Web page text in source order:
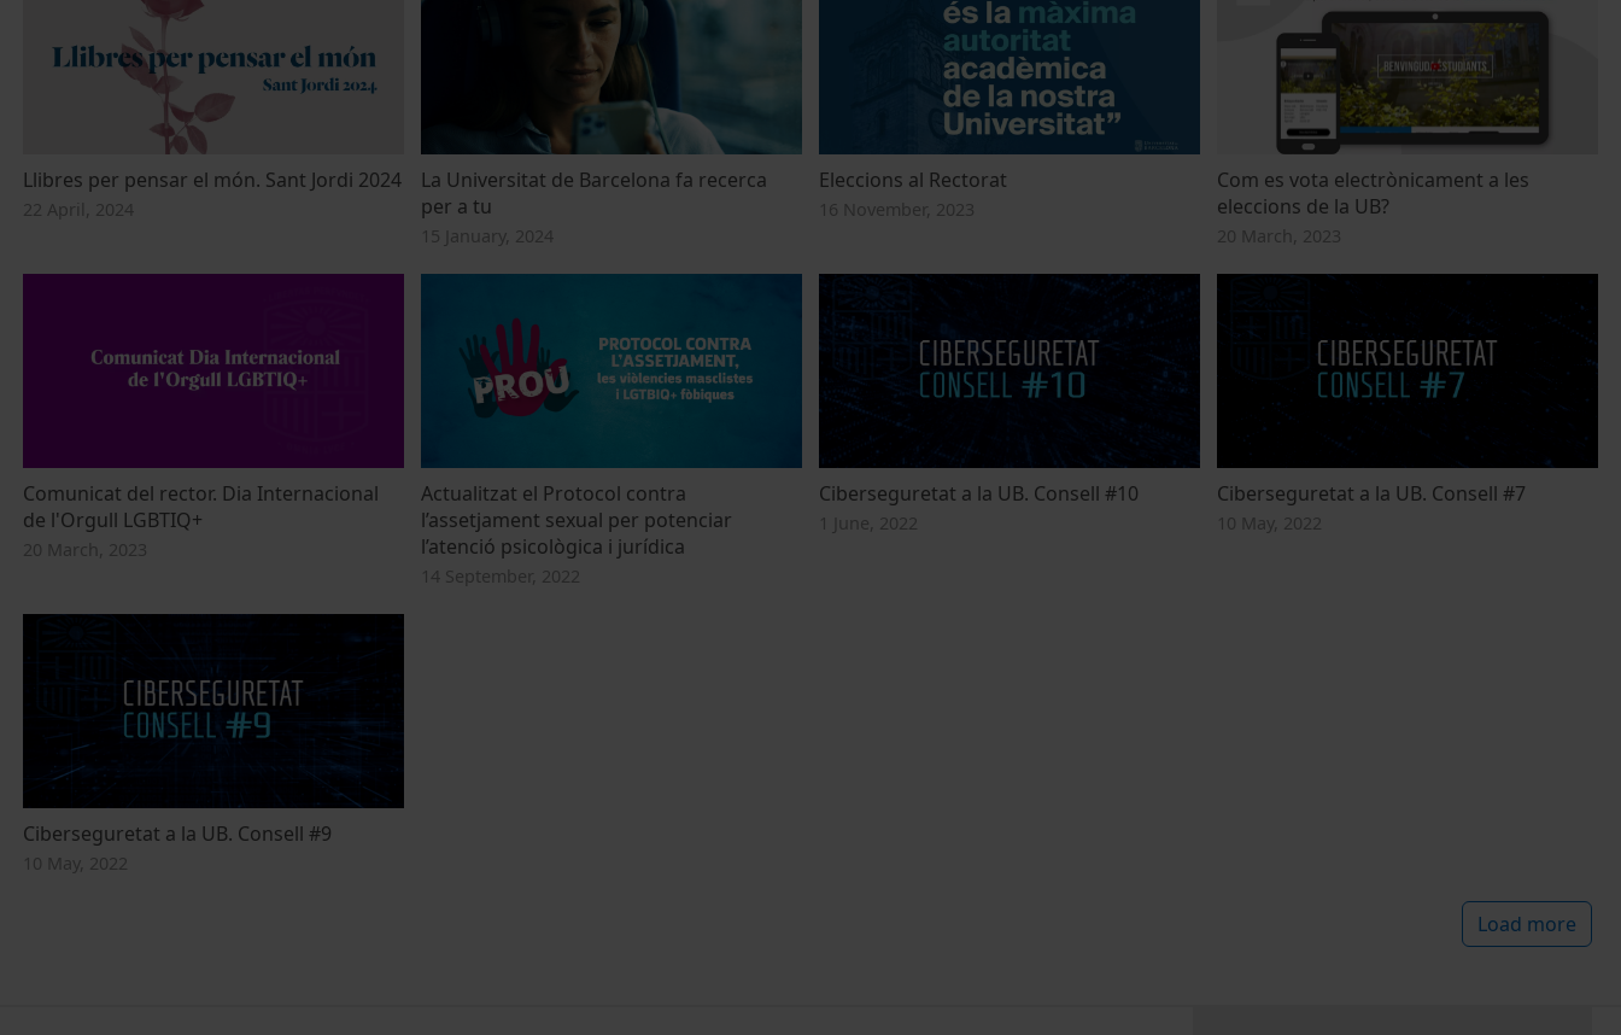
Llibres per pensar el món. Sant Jordi 2024
22 April, 2024
La Universitat de Barcelona fa recerca
per a tu
15 January, 2024
Eleccions al Rectorat
16 November, 2023
Com es vota electrònicament a les
eleccions de la UB?
20 March, 2023
Comunicat del rector. Dia Internacional
de l'Orgull LGBTIQ+
20 March, 2023
Actualitzat el Protocol contra
l’assetjament sexual per potenciar
l’atenció psicològica i jurídica
14 September, 2022
Ciberseguretat a la UB. Consell #10
1 June, 2022
Ciberseguretat a la UB. Consell #7
10 May, 2022
Ciberseguretat a la UB. Consell #9
10 May, 2022
Load more